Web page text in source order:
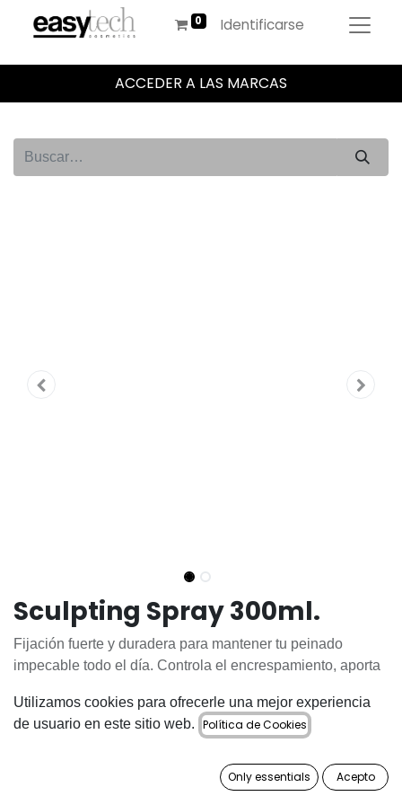
Identificarse
ACCEDER A LAS MARCAS
Sculpting Spray 300ml.
Fijación fuerte y duradera para mantener tu peinado
impecable todo el día. Controla el encrespamiento, aporta
Perfecto para acabados profesionales y looks definidos.
Utilizamos cookies para ofrecerle una mejor experiencia
de usuario en este sitio web. Política de Cookies
Only essentials Acepto